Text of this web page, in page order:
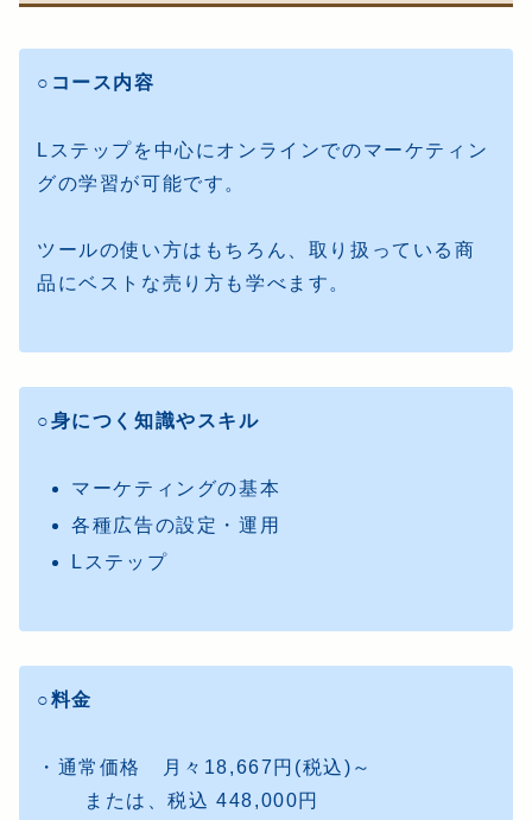
○コース内容
Lステップを中心にオンラインでのマーケティン
グの学習が可能です。
ツールの使い方はもちろん、取り扱っている商
品にベストな売り方も学べます。
○身につく知識やスキル
マーケティングの基本
各種広告の設定・運用
Lステップ
○料金
・通常価格 月々18,667円(税込)～
または、税込 448,000円